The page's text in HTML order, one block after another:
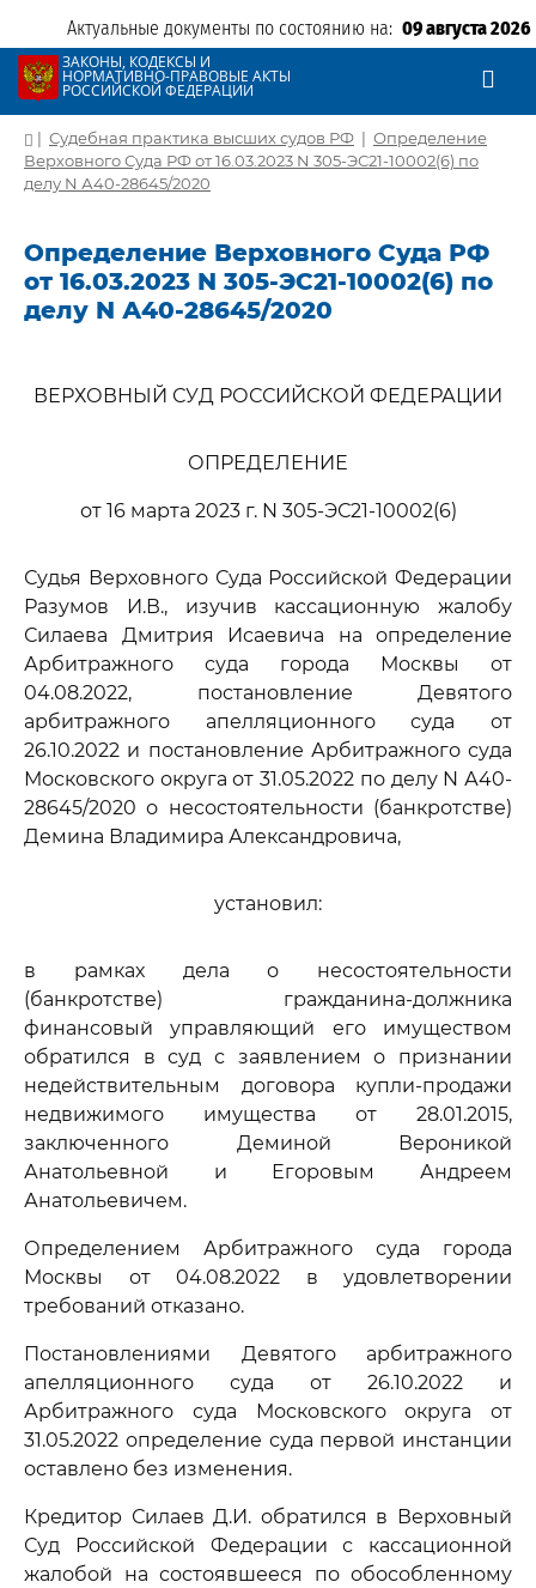
Актуальные документы по состоянию на: 09 августа 2026
ЗАКОНЫ, КОДЕКСЫ И
НОРМАТИВНО-ПРАВОВЫЕ АКТЫ
РОССИЙСКОЙ ФЕДЕРАЦИИ
| Судебная практика высших судов РФ | Определение
Верховного Суда РФ от 16.03.2023 N 305-ЭС21-10002(6) по
делу N А40-28645/2020
Определение Верховного Суда РФ
от 16.03.2023 N 305-ЭС21-10002(6) по
делу N А40-28645/2020
ВЕРХОВНЫЙ СУД РОССИЙСКОЙ ФЕДЕРАЦИИ
ОПРЕДЕЛЕНИЕ
от 16 марта 2023 г. N 305-ЭС21-10002(6)
Судья Верховного Суда Российской Федерации
Разумов И.В., изучив кассационную жалобу
Силаева Дмитрия Исаевича на определение
Арбитражного суда города Москвы от
04.08.2022, постановление Девятого
арбитражного апелляционного суда от
26.10.2022 и постановление Арбитражного суда
Московского округа от 31.05.2022 по делу N А40-
28645/2020 о несостоятельности (банкротстве)
Демина Владимира Александровича,
установил:
в рамках дела о несостоятельности
(банкротстве) гражданина-должника
финансовый управляющий его имуществом
обратился в суд с заявлением о признании
недействительным договора купли-продажи
недвижимого имущества от 28.01.2015,
заключенного Деминой Вероникой
Анатольевной и Егоровым Андреем
Анатольевичем.
Определением Арбитражного суда города
Москвы от 04.08.2022 в удовлетворении
требований отказано.
Постановлениями Девятого арбитражного
апелляционного суда от 26.10.2022 и
Арбитражного суда Московского округа от
31.05.2022 определение суда первой инстанции
оставлено без изменения.
Кредитор Силаев Д.И. обратился в Верховный
Суд Российской Федерации с кассационной
жалобой на состоявшееся по обособленному